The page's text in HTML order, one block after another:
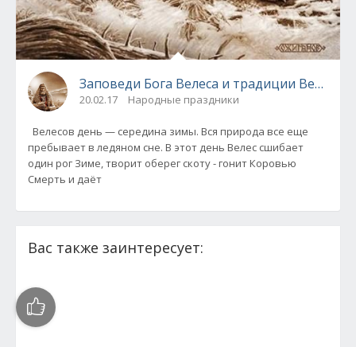
Заповеди Бога Велеса и традиции
20.02.17 Народные праздники
Велесов день — середина зимы. Вся природа все еще
пребывает в ледяном сне. В этот день Велес сшибает
один рог Зиме, творит оберег скоту - гонит Коровью
Смерть и даёт
Вас также заинтересует: